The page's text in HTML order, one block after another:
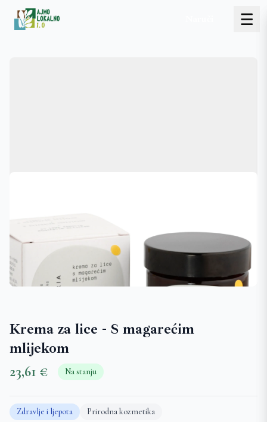
Krema za lice - S magarećim
mlijekom
23,61 € Na stanju
Zdravlje i ljepota Prirodna kozmetika